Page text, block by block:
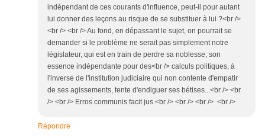
indépendant de ces courants d'influence, peut-il pour autant
lui donner des leçons au risque de se substituer à lui ?<br />
<br /> <br /> Au fond, en dépassant le sujet, on pourrait se
demander si le problème ne serait pas simplement notre
législateur, qui est en train de perdre sa noblesse, son
essence indépendante pour des<br /> calculs politiques, à
l'inverse de l'institution judiciaire qui non contente d'empatir
de ses agissements, tente d'endiguer ses bétises...<br /> <br
/> <br /> Erros communis facit jus.<br /> <br /> <br /> <br />
Répondre